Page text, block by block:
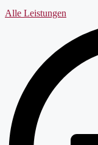
Alle Leistungen